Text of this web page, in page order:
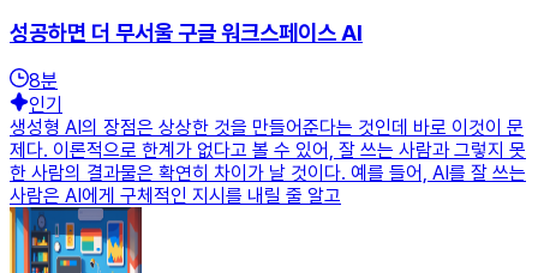
성공하면 더 무서울 구글 워크스페이스 AI
8분
인기
생성형 AI의 장점은 상상한 것을 만들어준다는 것인데 바로 이것이 문
제다. 이론적으로 한계가 없다고 볼 수 있어, 잘 쓰는 사람과 그렇지 못
한 사람의 결과물은 확연히 차이가 날 것이다. 예를 들어, AI를 잘 쓰는
사람은 AI에게 구체적인 지시를 내릴 줄 알고